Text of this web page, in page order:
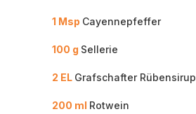
1 Msp Cayennepfeffer
100 g Sellerie
2 EL Grafschafter Rübensirup
200 ml Rotwein